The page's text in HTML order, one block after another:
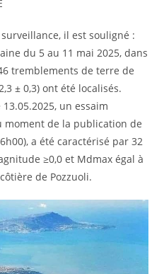
il est souligné :
du 5 au 11 mai 2025, dans
tremblements de terre de
± 0,3) ont été localisés.
un essaim
moment de la publication de
a été caractérisé par 32
≥0,0 et Mdmax égal à
de Pozzuoli.